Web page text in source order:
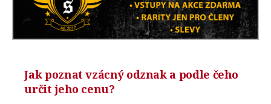
Jak poznat vzácný odznak a podle čeho
určit jeho cenu?